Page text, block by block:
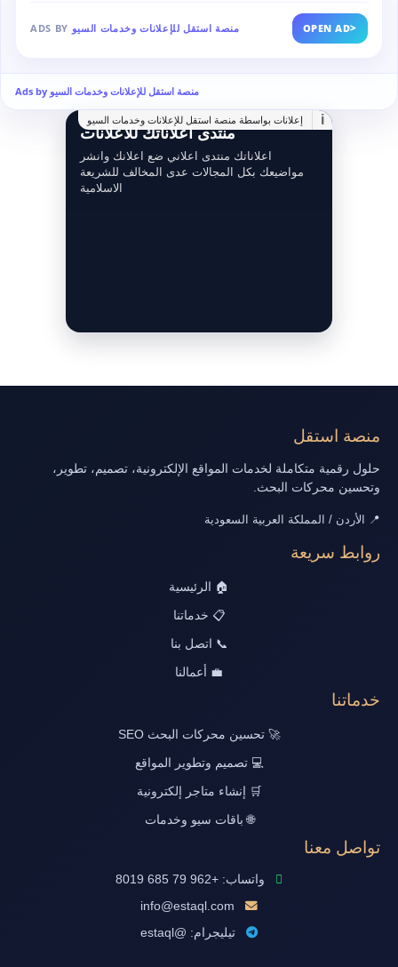
ADS BY منصة استقل للإعلانات وخدمات السيو OPEN AD>
Ads by منصة استقل للإعلانات وخدمات السيو
إعلانات بواسطة منصة استقل للإعلانات وخدمات السيو i
منتدى اعلاناتك للاعلانات
اعلاناتك منتدى اعلاني ضع اعلانك وانشر
مواضيعك بكل المجالات عدى المخالف للشريعة
الاسلامية
منصة استقل
حلول رقمية متكاملة لخدمات المواقع الإلكترونية، تصميم، تطوير،
وتحسين محركات البحث.
📍 الأردن / المملكة العربية السعودية
روابط سريعة
🏠 الرئيسية
📋 خدماتنا
📞 اتصل بنا
💼 أعمالنا
خدماتنا
🚀 تحسين محركات البحث SEO
💻 تصميم وتطوير المواقع
🛒 إنشاء متاجر إلكترونية
🌐 باقات سيو وخدمات
تواصل معنا
واتساب: +962 79 685 8019
info@estaql.com
تيليجرام: @estaql